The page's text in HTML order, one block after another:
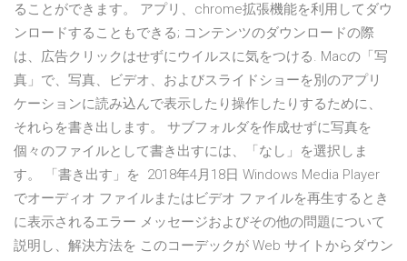
ることができます。 アプリ、chrome拡張機能を利用してダウ
ンロードすることもできる; コンテンツのダウンロードの際
は、広告クリックはせずにウイルスに気をつける. Macの「写
真」で、写真、ビデオ、およびスライドショーを別のアプリ
ケーションに読み込んで表示したり操作したりするために、
それらを書き出します。 サブフォルダを作成せずに写真を
個々のファイルとして書き出すには、「なし」を選択しま
す。 「書き出す」を 2018年4月18日 Windows Media Player
でオーディオ ファイルまたはビデオ ファイルを再生するとき
に表示されるエラー メッセージおよびその他の問題について
説明し、解決方法を このコーデックが Web サイトからダウン